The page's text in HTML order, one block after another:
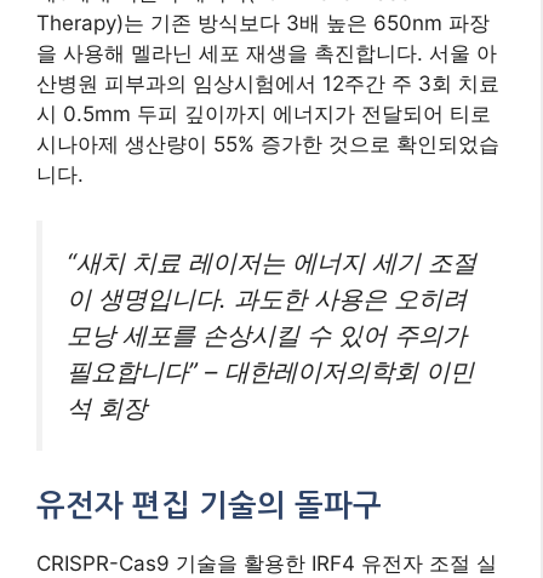
Therapy)는 기존 방식보다 3배 높은 650nm 파장
을 사용해 멜라닌 세포 재생을 촉진합니다. 서울 아
산병원 피부과의 임상시험에서 12주간 주 3회 치료
시 0.5mm 두피 깊이까지 에너지가 전달되어 티로
시나아제 생산량이 55% 증가한 것으로 확인되었습
니다.
“새치 치료 레이저는 에너지 세기 조절
이 생명입니다. 과도한 사용은 오히려
모낭 세포를 손상시킬 수 있어 주의가
필요합니다” – 대한레이저의학회 이민
석 회장
유전자 편집 기술의 돌파구
CRISPR-Cas9 기술을 활용한 IRF4 유전자 조절 실